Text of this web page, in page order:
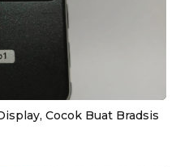
Cocok Buat Bradsis